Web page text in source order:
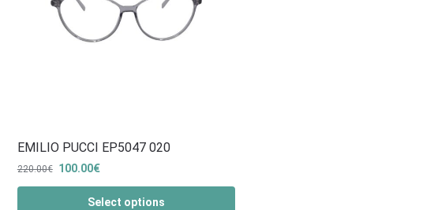
EMILIO PUCCI EP5047 020
220.00€ 100.00€
Select options